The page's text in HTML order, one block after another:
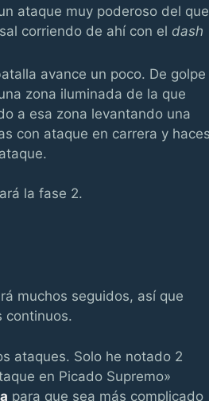
ataque muy poderoso del que
corriendo de ahí con eldash
avance un poco. De golpe
zona iluminada de la que
a esa zona levantando una
con ataque en carrera y
la fase 2.
muchos seguidos, así que
continuos.
ataques. Solo he notado 2
en Picado Supremo»
para que sea más complicado